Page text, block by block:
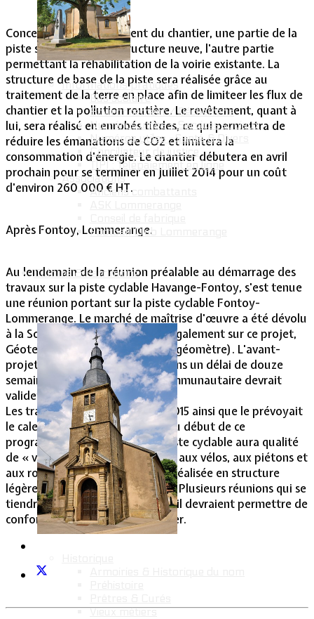
Informations pratiques
Bus scolaire
Environnement / Déchetterie
Numéros utiles - Services sociaux
Numéros utiles -Santé & Divers
Conciliateur de justice
TIPI : Télépaiement en ligne
Associations
Anciens combattants
Football Club Lommerange
Culture & Patrimoine
Vieux métiers
Concernant le déroulement du chantier, une partie de la
piste sera réalisée en structure neuve, l'autre partie
permettant la réhabilitation de la voirie existante. La
structure de base de la piste sera réalisée grâce au
traitement de la terre en place afin de limiteer les flux de
chantier et la pollution routière. Le revêtement, quant à
lui, sera réalisé en enrobés tièdes, ce qui permettra de
réduire les émanations de CO2 et limitera la
consommation d'énergie. Le chantier débutera en avril
prochain pour se terminer en juillet 2014 pour un coût
d'environ 260 000 € HT.
Après Fontoy, Lommerange.
Au lendemain de la réunion préalable au démarrage des
travaux sur la piste cyclable Havange-Fontoy, s'est tenue
une réunion portant sur la piste cyclable Fontoy-
Lommerange. Le marché de maîtrise d'œuvre a été dévolu
à la Société Ingédia. Travaillent également sur ce projet,
Géotech et le Cabinet Carthage (géomètre). L'avant-
projet devrait être déterminé dans un délai de douze
semaines. Le prochain conseil communautaire devrait
valider cet avant-projet.
Les travaux sont prévus début 2015 ainsi que le prévoyait
le calendrier annoncé par la CA au début de ce
programme de travaux. Cette piste cyclable aura qualité
de « voie verte » et sera ouverte aux vélos, aux piétons et
aux rollers. La piste devrait être réalisée en structure
légère sur une largeur de 2,50 m. Plusieurs réunions qui se
tiendront fin mars et courant avril devraient permettre de
conforter l'évolution de ce dossier.